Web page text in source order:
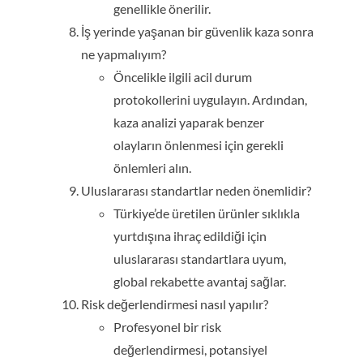
genellikle önerilir.
İş yerinde yaşanan bir güvenlik kaza sonra
ne yapmalıyım?
Öncelikle ilgili acil durum
protokollerini uygulayın. Ardından,
kaza analizi yaparak benzer
olayların önlenmesi için gerekli
önlemleri alın.
Uluslararası standartlar neden önemlidir?
Türkiye’de üretilen ürünler sıklıkla
yurtdışına ihraç edildiği için
uluslararası standartlara uyum,
global rekabette avantaj sağlar.
Risk değerlendirmesi nasıl yapılır?
Profesyonel bir risk
değerlendirmesi, potansiyel